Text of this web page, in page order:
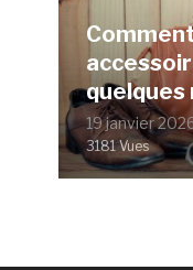
19 janvier
3181 Vues